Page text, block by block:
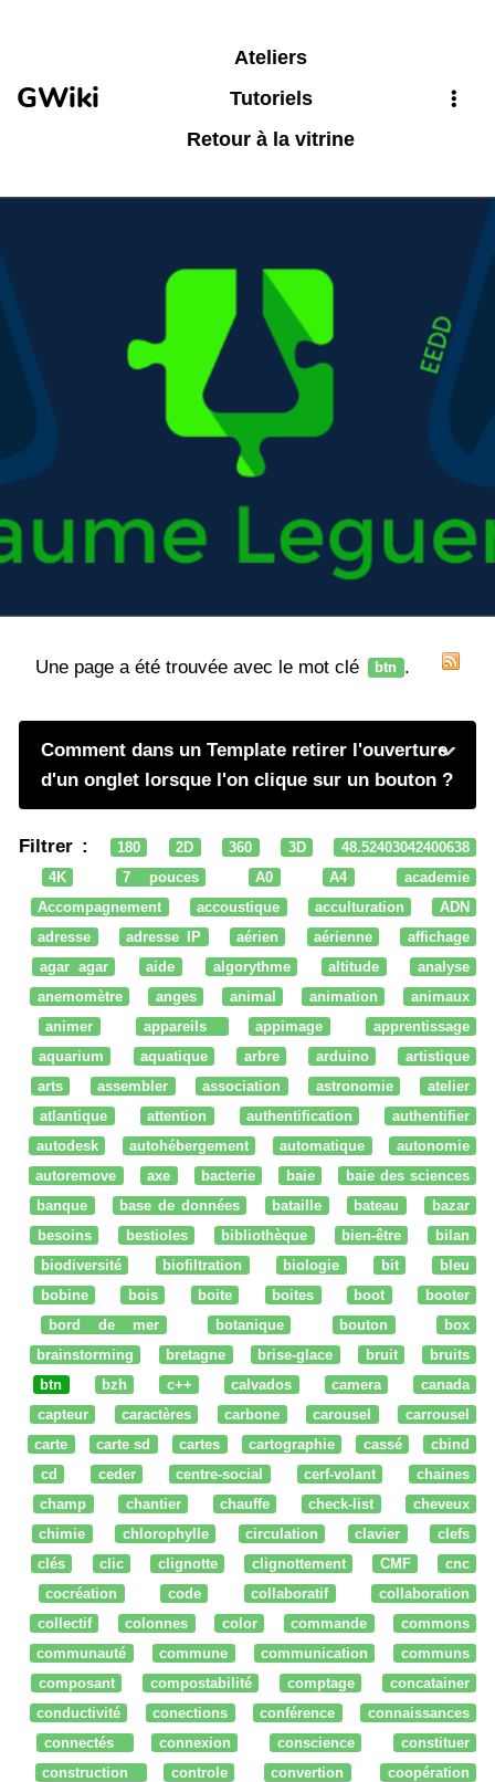
GWiki
Ateliers
Tutoriels
Retour à la vitrine
Une page a été trouvée avec le mot clé btn .
Comment dans un Template retirer l'ouverture
d'un onglet lorsque l'on clique sur un bouton ?
Filtrer : 180 2D 360 3D
48.52403042400638
4K
7 pouces A0 A4
academie
Accompagnement
accoustique acculturation
ADN
adresse
adresse IP aérien aérienne
affichage
agar agar
aide algorythme altitude
analyse
anemomètre
anges animal animation
animaux
animer
appareils appimage
apprentissage
aquarium
aquatique arbre arduino
artistique
arts
assembler association astronomie
atelier
atlantique
attention authentification
authentifier
autodesk
autohébergement automatique
autonomie
autoremove
axe bacterie baie
baie des sciences
banque
base de données bataille bateau
bazar
besoins
bestioles bibliothèque bien-être
bilan
biodiversité
biofiltration biologie bit
bleu
bobine
bois boite boites boot
booter
bord de mer
botanique bouton
box
brainstorming
bretagne brise-glace bruit
bruits
btn
bzh c++ calvados camera
canada
capteur
caractères carbone carousel
carrousel
carte
carte sd cartes cartographie cassé
cbind
cd
ceder centre-social cerf-volant
chaines
champ
chantier chauffe check-list
cheveux
chimie
chlorophylle circulation clavier
clefs
clés
clic clignotte clignottement CMF
cnc
cocréation
code collaboratif
collaboration
collectif
colonnes color commande
commons
communauté
commune communication
communs
composant
compostabilité comptage
concatainer
conductivité
conections conférence
connaissances
connectés
connexion conscience
constituer
construction
controle convertion
coopération